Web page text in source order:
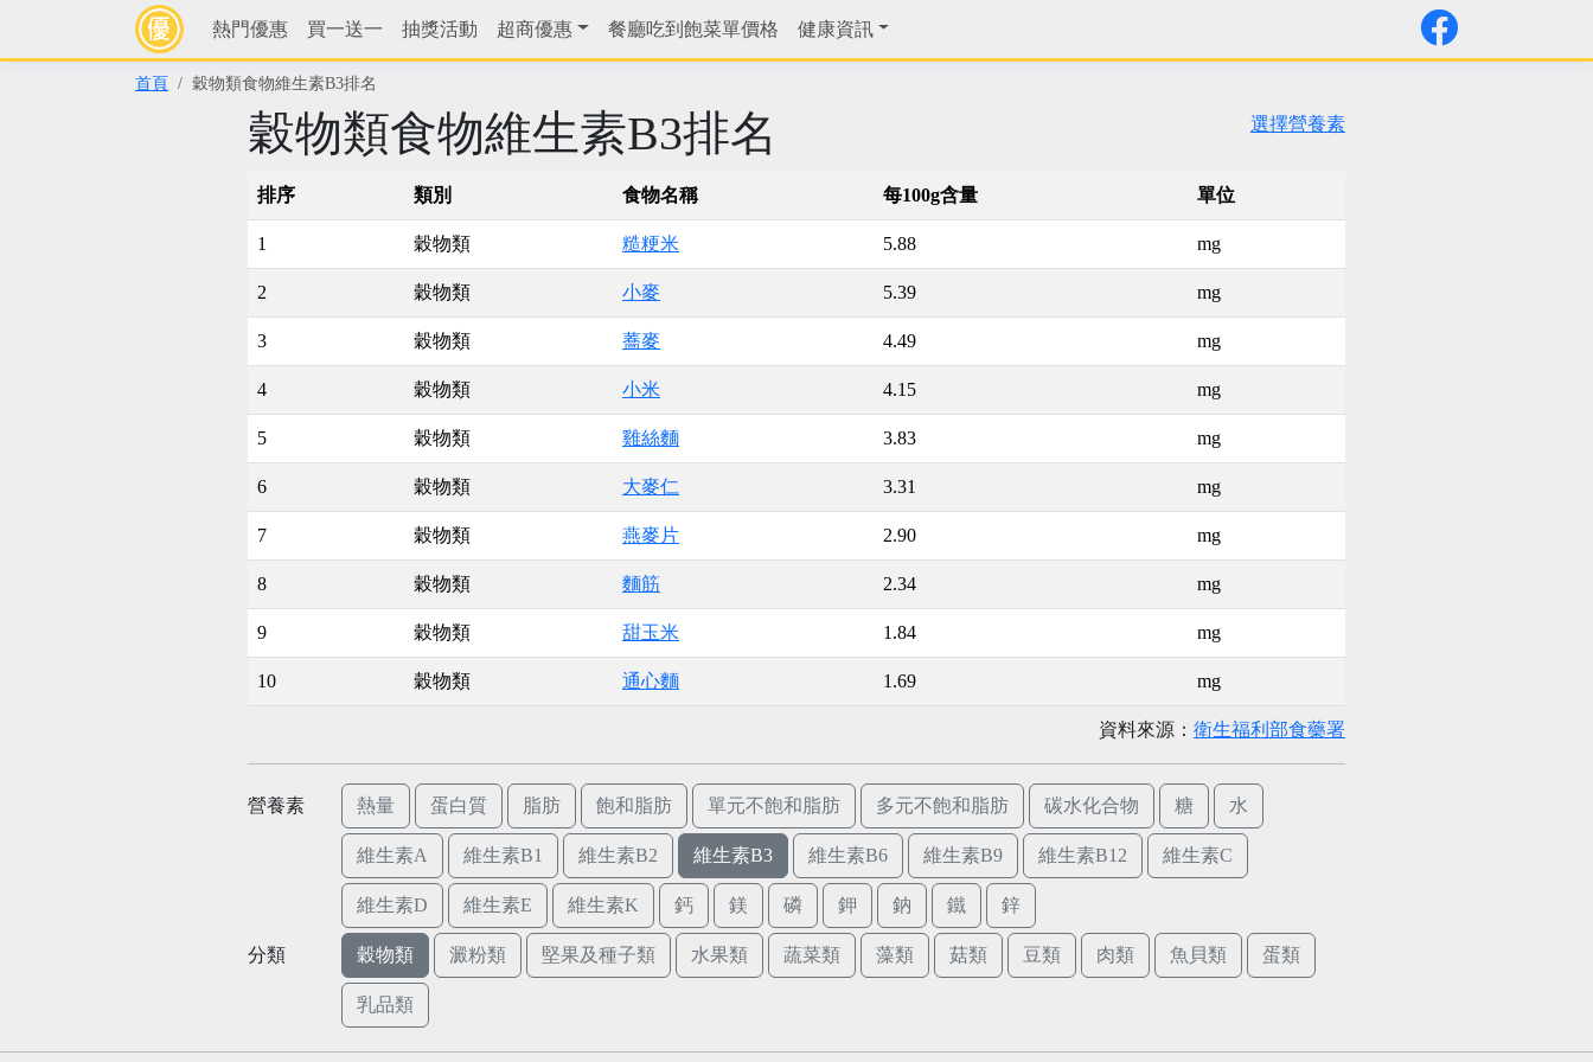
熱門優惠 買一送一 抽獎活動 超商優惠 餐廳吃到飽菜單價格 健康資訊
首頁 穀物類食物維生素B3排名
選擇營養素
穀物類食物維生素B3排名
排序 類別 食物名稱 每100g含量 單位
1 穀物類 糙粳米 5.88 mg
2 穀物類 小麥 5.39 mg
3 穀物類 蕎麥 4.49 mg
4 穀物類 小米 4.15 mg
5 穀物類 雞絲麵 3.83 mg
6 穀物類 大麥仁 3.31 mg
7 穀物類 燕麥片 2.90 mg
8 穀物類 麵筋 2.34 mg
9 穀物類 甜玉米 1.84 mg
10 穀物類 通心麵 1.69 mg
資料來源： 衛生福利部食藥署
營養素 熱量 蛋白質 脂肪 飽和脂肪 單元不飽和脂肪 多元不飽和脂肪 碳水化合物 糖 水
維生素A 維生素B1 維生素B2 維生素B3 維生素B6 維生素B9 維生素B12 維生素C
維生素D 維生素E 維生素K 鈣 鎂 磷 鉀 鈉 鐵 鋅
分類 穀物類 澱粉類 堅果及種子類 水果類 蔬菜類 藻類 菇類 豆類 肉類 魚貝類 蛋類
乳品類